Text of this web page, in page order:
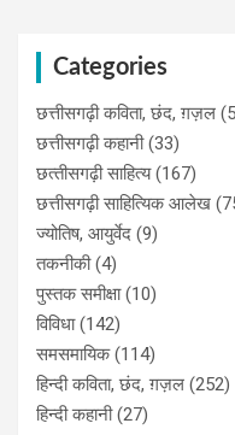
Categories
छत्तीसगढ़ी कविता, छंद, ग़ज़ल
छत्तीसगढ़ी कहानी(33)
छत्‍तीसगढ़ी साहित्‍य(167)
छत्तीसगढ़ी साहित्यिक आलेख
ज्योतिष, आयुर्वेद (9)
तकनीकी(4)
पुस्‍तक समीक्षा(10)
विविधा(142)
समसमायिक(114)
हिन्दी कविता, छंद, ग़ज़ल (252)
हिन्दी कहानी(27)